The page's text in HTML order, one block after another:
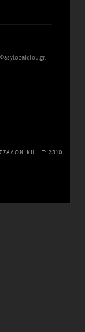
. Τ: 2310